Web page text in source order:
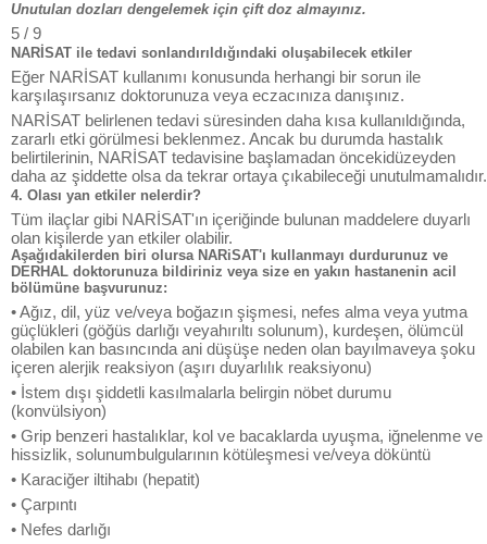
Unutulan dozları dengelemek için çift doz almayınız.
5 / 9
NARİSAT ile tedavi sonlandırıldığındaki oluşabilecek etkiler
Eğer NARİSAT kullanımı konusunda herhangi bir sorun ile
karşılaşırsanız doktorunuza veya eczacınıza danışınız.
NARİSAT belirlenen tedavi süresinden daha kısa kullanıldığında,
zararlı etki görülmesi beklenmez. Ancak bu durumda hastalık
belirtilerinin, NARİSAT tedavisine başlamadan öncekidüzeyden
daha az şiddette olsa da tekrar ortaya çıkabileceği unutulmamalıdır.
4. Olası yan etkiler nelerdir?
Tüm ilaçlar gibi NARİSAT'ın içeriğinde bulunan maddelere duyarlı
olan kişilerde yan etkiler olabilir.
Aşağıdakilerden biri olursa NARiSAT'ı kullanmayı durdurunuz ve
DERHAL doktorunuza bildiriniz veya size en yakın hastanenin acil
bölümüne başvurunuz:
• Ağız, dil, yüz ve/veya boğazın şişmesi, nefes alma veya yutma
güçlükleri (göğüs darlığı veyahırıltı solunum), kurdeşen, ölümcül
olabilen kan basıncında ani düşüşe neden olan bayılmaveya şoku
içeren alerjik reaksiyon (aşırı duyarlılık reaksiyonu)
• İstem dışı şiddetli kasılmalarla belirgin nöbet durumu
(konvülsiyon)
• Grip benzeri hastalıklar, kol ve bacaklarda uyuşma, iğnelenme ve
hissizlik, solunumbulgularının kötüleşmesi ve/veya döküntü
• Karaciğer iltihabı (hepatit)
• Çarpıntı
• Nefes darlığı